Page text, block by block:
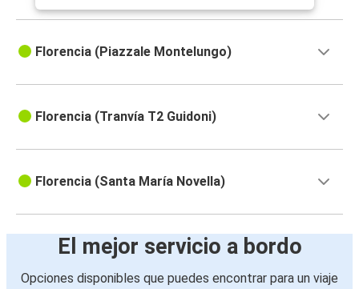
Florencia (Piazzale Montelungo)
Florencia (Tranvía T2 Guidoni)
Florencia (Santa María Novella)
El mejor servicio a bordo
Opciones disponibles que puedes encontrar para un viaje